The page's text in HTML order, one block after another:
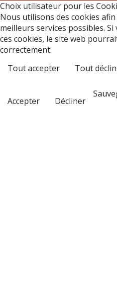
Choix utilisateur pour les
Nous utilisons des cookies
meilleurs services possibles.
ces cookies, le site web
correctement.
Tout accepter
Tout
Accepter
Décliner